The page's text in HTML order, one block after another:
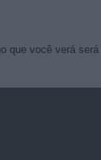
que você verá será